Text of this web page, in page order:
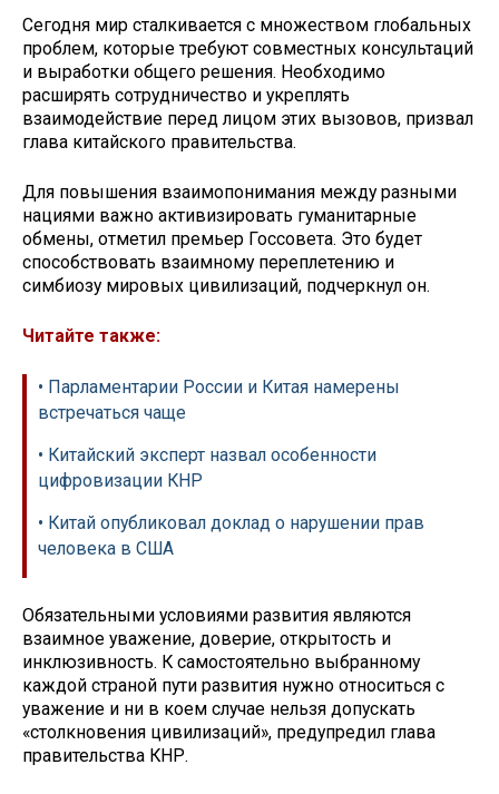
Сегодня мир сталкивается с множеством глобальных
проблем, которые требуют совместных консультаций
и выработки общего решения. Необходимо
расширять сотрудничество и укреплять
взаимодействие перед лицом этих вызовов, призвал
глава китайского правительства.
Для повышения взаимопонимания между разными
нациями важно активизировать гуманитарные
обмены, отметил премьер Госсовета. Это будет
способствовать взаимному переплетению и
симбиозу мировых цивилизаций, подчеркнул он.
Читайте также:
• Парламентарии России и Китая намерены
встречаться чаще
• Китайский эксперт назвал особенности
цифровизации КНР
• Китай опубликовал доклад о нарушении прав
человека в США
Обязательными условиями развития являются
взаимное уважение, доверие, открытость и
инклюзивность. К самостоятельно выбранному
каждой страной пути развития нужно относиться с
уважение и ни в коем случае нельзя допускать
«столкновения цивилизаций», предупредил глава
правительства КНР.